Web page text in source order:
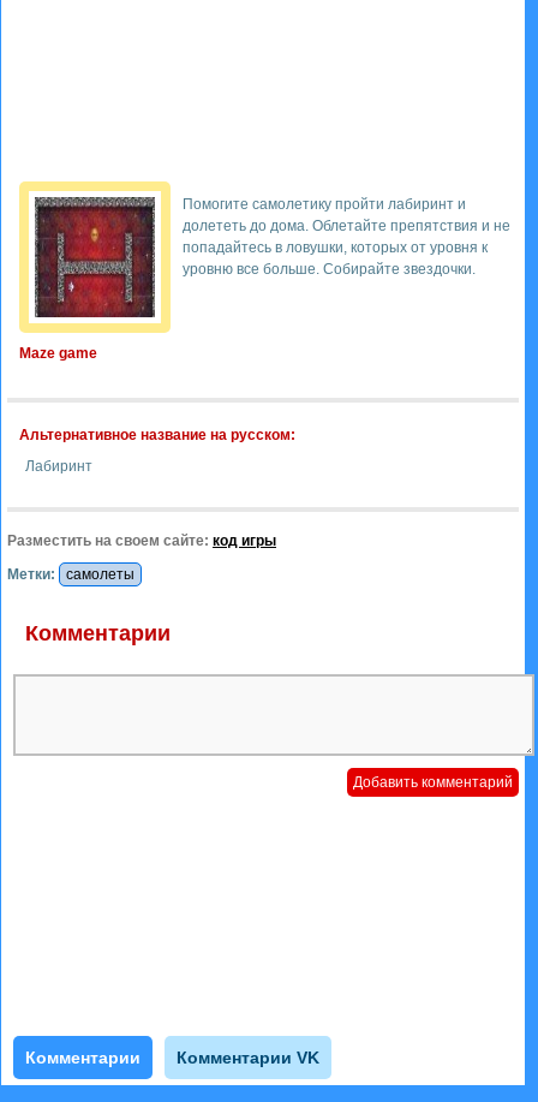
Maze game
Помогите самолетику пройти лабиринт и
долететь до дома. Облетайте препятствия и не
попадайтесь в ловушки, которых от уровня к
уровню все больше. Собирайте звездочки.
Альтернативное название на русском:
Лабиринт
Разместить на своем сайте: код игры
Метки:
самолеты
Комментарии
Комментарии Комментарии VK